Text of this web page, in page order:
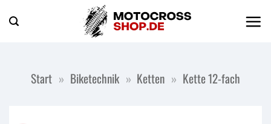
Inhalt
Start » Biketechnik » Ketten » Kette 12-fach